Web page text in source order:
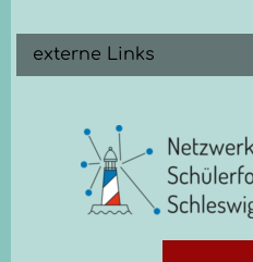
externe Links